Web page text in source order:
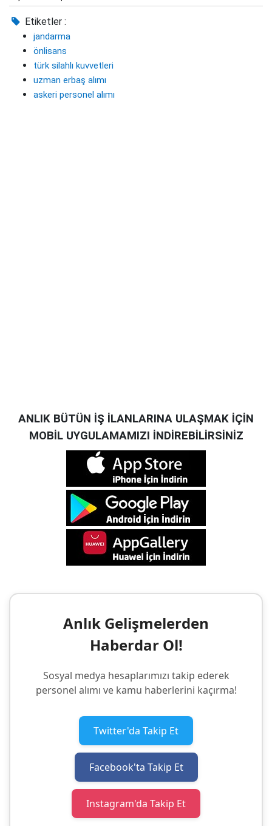
Etiketler :
jandarma
önlisans
türk silahlı kuvvetleri
uzman erbaş alımı
askeri personel alımı
ANLIK BÜTÜN İŞ İLANLARINA ULAŞMAK İÇİN
MOBİL UYGULAMAMIZI İNDİREBİLİRSİNİZ
Anlık Gelişmelerden
Haberdar Ol!
Sosyal medya hesaplarımızı takip ederek
personel alımı ve kamu haberlerini kaçırma!
Twitter'da Takip Et
Facebook'ta Takip Et
Instagram'da Takip Et